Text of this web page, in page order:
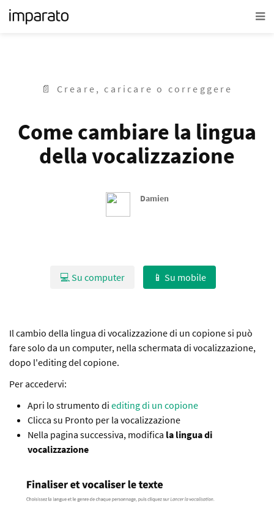
📄 Creare, caricare o correggere
Come cambiare la lingua
della vocalizzazione
Damien
💻 Su computer 📱 Su mobile
Il cambio della lingua di vocalizzazione di un copione si può
fare solo da un computer, nella schermata di vocalizzazione,
dopo l'editing del copione.
Per accedervi:
Apri lo strumento di editing di un copione
Clicca su Pronto per la vocalizzazione
Nella pagina successiva, modifica la lingua di
vocalizzazione